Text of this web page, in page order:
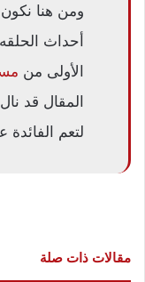
ومن هنا
أحداث
الأولى من
المقال قد
لتعم
مقالات ذات صلة